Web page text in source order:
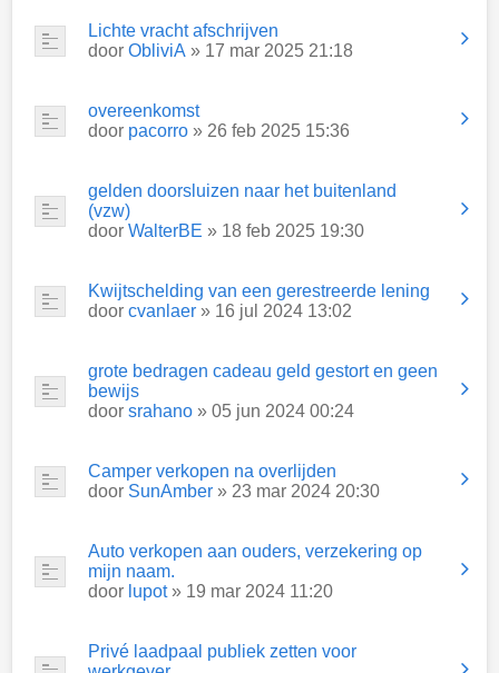
Lichte vracht afschrijven
door ObliviA » 17 mar 2025 21:18
overeenkomst
door pacorro » 26 feb 2025 15:36
gelden doorsluizen naar het buitenland
(vzw)
door WalterBE » 18 feb 2025 19:30
Kwijtschelding van een gerestreerde lening
door cvanlaer » 16 jul 2024 13:02
grote bedragen cadeau geld gestort en geen
bewijs
door srahano » 05 jun 2024 00:24
Camper verkopen na overlijden
door SunAmber » 23 mar 2024 20:30
Auto verkopen aan ouders, verzekering op
mijn naam.
door lupot» 19 mar 2024 11:20
Privé laadpaal publiek zetten voor